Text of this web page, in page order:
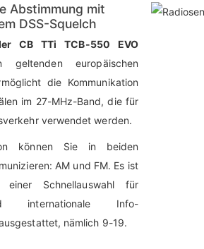
Abstimmung mit
DSS-Squelch
CB TTi TCB-550 EVO
geltenden europäischen
die Kommunikation
im 27-MHz-Band, die für
verwendet werden.
können Sie in beiden
AM und FM. Es ist
Schnellauswahl für
internationale Info-
nämlich 9-19.